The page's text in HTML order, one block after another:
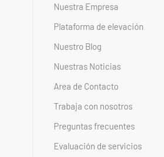
Nuestra Empresa
Plataforma de elevación
Nuestro Blog
Nuestras Noticias
Area de Contacto
Trabaja con nosotros
Preguntas frecuentes
Evaluación de servicios